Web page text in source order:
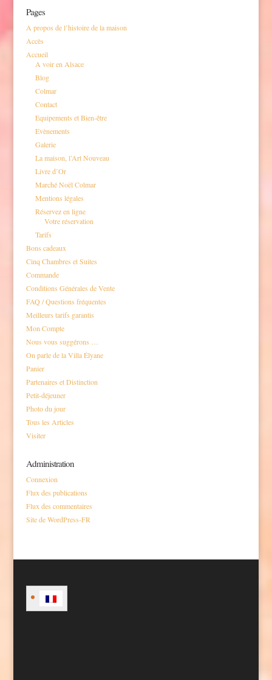
Pages
A propos de l’histoire de la maison
Accès
Accueil
A voir en Alsace
Blog
Colmar
Contact
Equipements et Bien-être
Evènements
Galerie
La maison, l’Art Nouveau
Livre d’Or
Marché Noël Colmar
Mentions légales
Réservez en ligne
Votre réservation
Tarifs
Bons cadeaux
Cinq Chambres et Suites
Commande
Conditions Générales de Vente
FAQ / Questions fréquentes
Meilleurs tarifs garantis
Mon Compte
Nous vous suggérons …
On parle de la Villa Élyane
Panier
Partenaires et Distinction
Petit-déjeuner
Photo du jour
Tous les Articles
Visiter
Administration
Connexion
Flux des publications
Flux des commentaires
Site de WordPress-FR